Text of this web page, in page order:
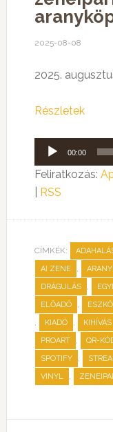
2025-08-08
2025.
Részletek
Audió
lejátszó
00:00
Feliratkozás:
RSS
CÍMKÉK:
AI ZENE ,
DRÁGULÁS ,
ELŐADÓ ,
, KIADÓ , KIHÍVÁS
PROART , QR-
SPOTIFY ,
VINYL ,